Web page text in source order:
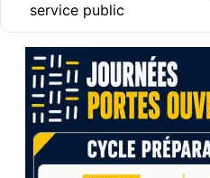
service public